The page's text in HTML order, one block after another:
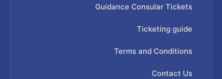
Guidance Consular Tickets
Ticketing guide
Terms and Conditions
Contact Us